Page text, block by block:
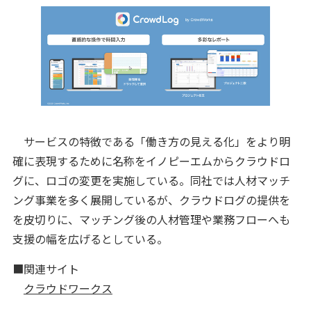
サービスの特徴である「働き方の見える化」をより明
確に表現するために名称をイノピーエムからクラウドロ
グに、ロゴの変更を実施している。同社では人材マッチ
ング事業を多く展開しているが、クラウドログの提供を
を皮切りに、マッチング後の人材管理や業務フローへも
支援の幅を広げるとしている。
■関連サイト
クラウドワークス